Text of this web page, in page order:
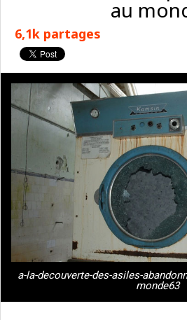
au
6,1k partages
a-la-decouverte-des-asiles-
monde63